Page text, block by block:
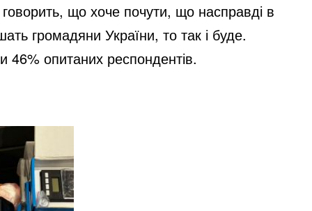
що хоче почути, що насправді в
громадяни України, то так і буде.
46% опитаних респондентів.